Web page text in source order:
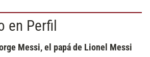
en Perfil
Messi, el papá de Lionel Messi